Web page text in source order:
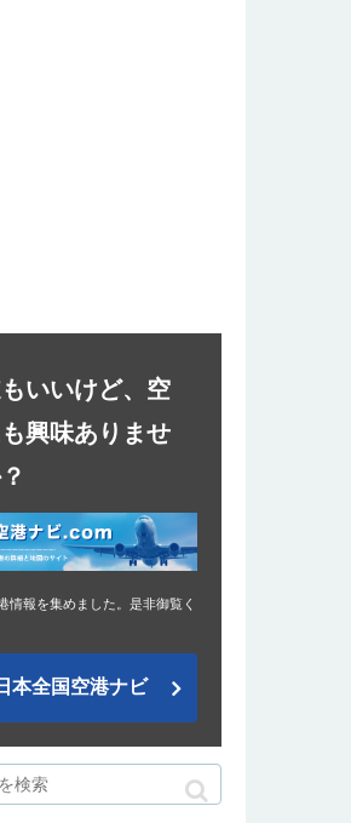
いいけど、空
興味ありませ
情報を集めました。是非御覧く
本全国空港ナビ